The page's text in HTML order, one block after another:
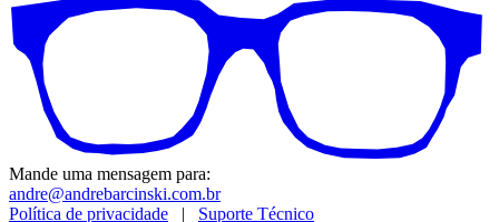
Mande uma mensagem para:
andre@andrebarcinski.com.br
Política de privacidade | Suporte Técnico